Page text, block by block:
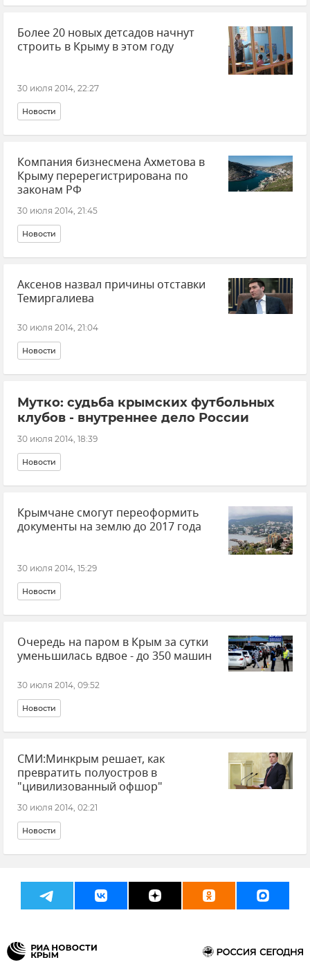
Более 20 новых детсадов начнут
строить в Крыму в этом году
30 июля 2014, 22:27
Новости
Компания бизнесмена Ахметова в
Крыму перерегистрирована по
законам РФ
30 июля 2014, 21:45
Новости
Аксенов назвал причины отставки
Темиргалиева
30 июля 2014, 21:04
Новости
Мутко: судьба крымских футбольных
клубов - внутреннее дело России
30 июля 2014, 18:39
Новости
Крымчане смогут переоформить
документы на землю до 2017 года
30 июля 2014, 15:29
Новости
Очередь на паром в Крым за сутки
уменьшилась вдвое - до 350 машин
30 июля 2014, 09:52
Новости
СМИ:Минкрым решает, как
превратить полуостров в
"цивилизованный офшор"
30 июля 2014, 02:21
Новости